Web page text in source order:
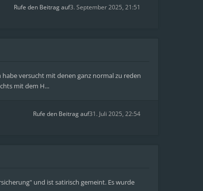
3. September 2025, 21:51
Rufe den Beitrag auf
versucht mit denen ganz normal zu reden
mit dem H...
31. Juli 2025, 22:54
Rufe den Beitrag auf
und ist satirisch gemeint. Es wurde